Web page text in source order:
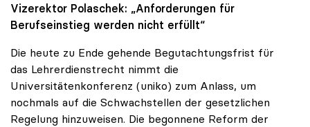
Vizerektor Polaschek: „Anforderungen für
Berufseinstieg werden nicht erfüllt“
Die heute zu Ende gehende Begutachtungsfrist für
das Lehrerdienstrecht nimmt die
Universitätenkonferenz (uniko) zum Anlass, um
nochmals auf die Schwachstellen der gesetzlichen
Regelung hinzuweisen. Die begonnene Reform der